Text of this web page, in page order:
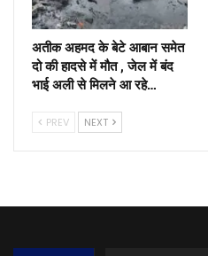
अतीक अहमद के बेटे आबान समेत
दो की हादसे में मौत , जेल में बंद
भाई अली से मिलने आ रहे…
PREV NEXT